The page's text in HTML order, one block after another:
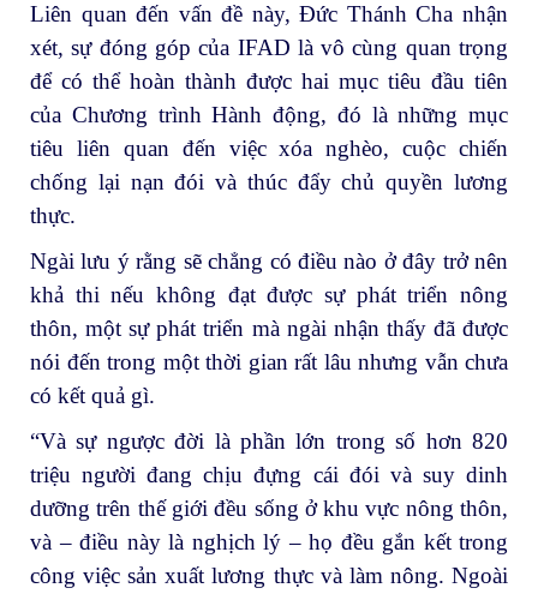
Liên quan đến vấn đề này, Đức Thánh Cha nhận
xét, sự đóng góp của IFAD là vô cùng quan trọng
để có thể hoàn thành được hai mục tiêu đầu tiên
của Chương trình Hành động, đó là những mục
tiêu liên quan đến việc xóa nghèo, cuộc chiến
chống lại nạn đói và thúc đẩy chủ quyền lương
thực.
Ngài lưu ý rằng sẽ chẳng có điều nào ở đây trở nên
khả thi nếu không đạt được sự phát triển nông
thôn, một sự phát triển mà ngài nhận thấy đã được
nói đến trong một thời gian rất lâu nhưng vẫn chưa
có kết quả gì.
“Và sự ngược đời là phần lớn trong số hơn 820
triệu người đang chịu đựng cái đói và suy dinh
dưỡng trên thế giới đều sống ở khu vực nông thôn,
và – điều này là nghịch lý – họ đều gắn kết trong
công việc sản xuất lương thực và làm nông. Ngoài